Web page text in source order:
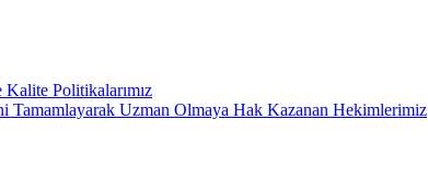
Politikalarımız
Tamamlayarak Uzman Olmaya Hak Kazanan Hekimlerimiz